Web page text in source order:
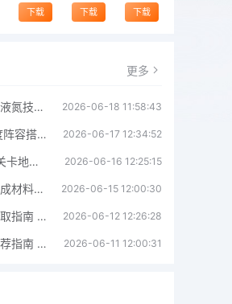
下载 下载 下载
更多
三角洲行动干员液氮技能效果详解 三角洲行动干员液氮技能介绍 2026-06-18 11:58:43
火线战姬T0强度阵容搭配推荐 火线战姬T0强度阵容哪个好 2026-06-17 12:34:52
失落城堡2隐藏关卡地图解锁指南 2026-06-16 12:25:15
绝区零维琳娜养成材料汇总指南 2026-06-15 12:00:30
夜幕之下金砖获取指南 夜幕之下金砖获取方法 2026-06-12 12:26:28
七塔培养英雄推荐指南 七塔培养哪个英雄好 2026-06-11 12:00:31